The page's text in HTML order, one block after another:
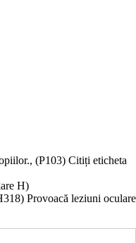
(P103) Citiți eticheta
H)
Provoacă leziuni oculare